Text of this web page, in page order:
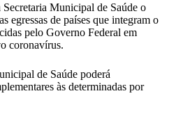
Municipal de Saúde o
egressas de países que integram o
pelo Governo Federal em
coronavírus.
de Saúde poderá
às determinadas por